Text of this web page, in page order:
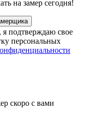
на замер сегодня!
я подтверждаю свое
персональных
скоро с вами